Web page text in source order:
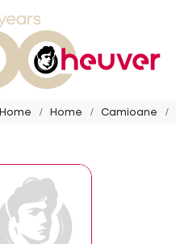
Home Home Camioane